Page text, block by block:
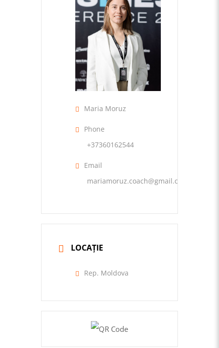
Maria Moruz
Phone
+37360162544
Email
mariamoruz.coach@gmail.com
LOCAȚIE
Rep. Moldova